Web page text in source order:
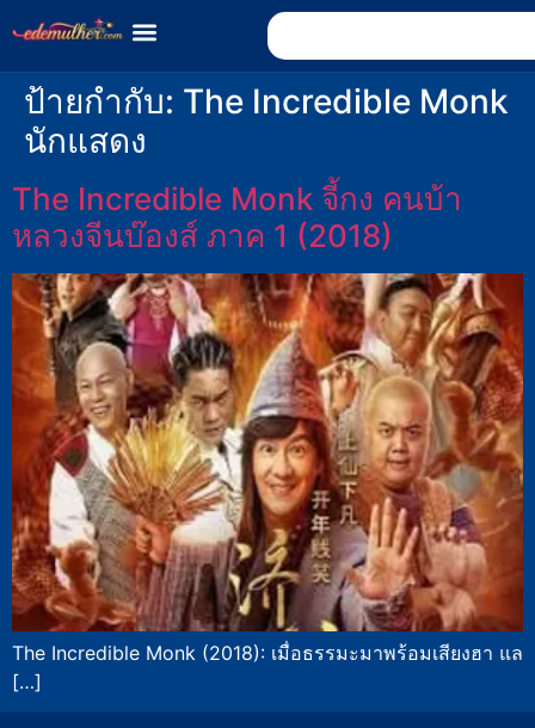
ป้ายกำกับ: The Incredible Monk
นักแสดง
The Incredible Monk จี้กง คนบ้า
หลวงจีนบ๊องส์ ภาค 1 (2018)
The Incredible Monk (2018): เมื่อธรรมะมาพร้อมเสียงฮา แล
[…]